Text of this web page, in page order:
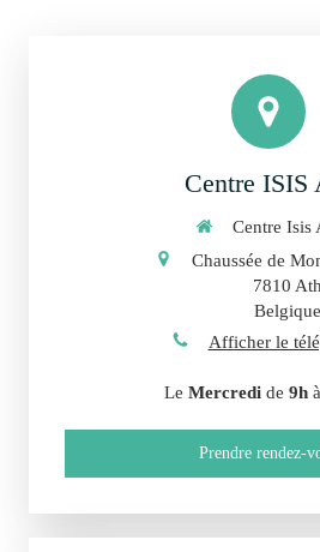
Centre ISIS
Centre Isis
Chaussée de
7810 Ath
Belgique
Afficher le
Le Mercredide 9hà
Prendre rendez-